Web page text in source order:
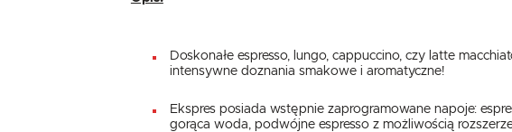
Doskonałe espresso, lungo, cappuccino, czy latte
intensywne doznania smakowe i aromatyczne!
Ekspres posiada wstępnie zaprogramowane napoje:
gorąca woda, podwójne espresso z możliwością